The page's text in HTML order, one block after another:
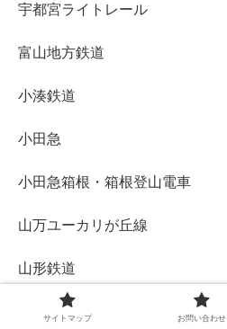
宇都宮ライトレール
富山地方鉄道
小湊鉄道
小田急
小田急箱根・箱根登山電車
山万ユーカリが丘線
山形鉄道
岡山電気軌道
サイトマップ お問い合わせ